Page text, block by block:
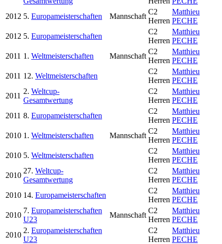
2012 5. Europameisterschaften Mannschaft
C2
Herren
Matthieu
PECHE
2012 5. Europameisterschaften
C2
Herren
Matthieu
PECHE
2011 1. Weltmeisterschaften Mannschaft
C2
Herren
Matthieu
PECHE
2011 12. Weltmeisterschaften
C2
Herren
Matthieu
PECHE
2011
2. Weltcup-
Gesamtwertung
C2
Herren
Matthieu
PECHE
2011 8. Europameisterschaften
C2
Herren
Matthieu
PECHE
2010 1. Weltmeisterschaften Mannschaft
C2
Herren
Matthieu
PECHE
2010 5. Weltmeisterschaften
C2
Herren
Matthieu
PECHE
2010
27. Weltcup-
Gesamtwertung
C2
Herren
Matthieu
PECHE
2010 14. Europameisterschaften
C2
Herren
Matthieu
PECHE
2010
7. Europameisterschaften
U23
Mannschaft
C2
Herren
Matthieu
PECHE
2010
2. Europameisterschaften
U23
C2
Herren
Matthieu
PECHE